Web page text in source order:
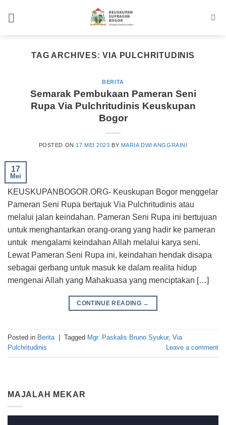
TAG ARCHIVES:VIA PULCHRITUDINIS
BERITA
Semarak Pembukaan Pameran Seni
Rupa Via Pulchritudinis Keuskupan
Bogor
POSTED ON 17 MEI 2023 BY MARIA DWI ANGGRAINI
17
Mei
KEUSKUPANBOGOR.ORG- Keuskupan Bogor menggelar
Pameran Seni Rupa bertajuk Via Pulchritudinis atau
melalui jalan keindahan. Pameran Seni Rupa ini bertujuan
untuk menghantarkan orang-orang yang hadir ke pameran
untuk mengalami keindahan Allah melalui karya seni.
Lewat Pameran Seni Rupa ini, keindahan hendak disapa
sebagai gerbang untuk masuk ke dalam realita hidup
mengenai Allah yang Mahakuasa yang menciptakan […]
CONTINUE READING →
Posted in Berita Tagged Mgr. Paskalis Bruno Syukur, Via
Pulchritudinis
Leave a comment
MAJALAH MEKAR